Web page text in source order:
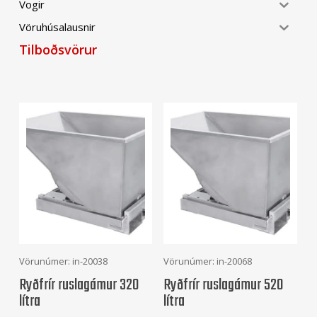
Tilboðsvörur
Vogir
Vöruhúsalausnir
Frekari Upplýsingar
Vörunúmer: in-20038
Ryðfrír ruslagámur 320
lítra
Frekari Upplýsingar
Vörunúmer: in-20068
Ryðfrír ruslagámur 520
lítra